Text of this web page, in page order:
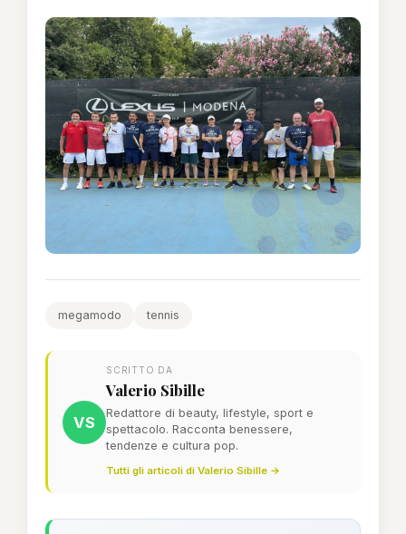
megamodo tennis
VS
SCRITTO DA
Valerio Sibille
Redattore di beauty, lifestyle, sport e
spettacolo. Racconta benessere,
tendenze e cultura pop.
Tutti gli articoli di Valerio Sibille →